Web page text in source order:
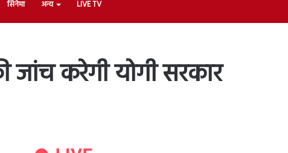
सिनेमा अन्य LIVE TV
जांच करेगी योगी सरकार